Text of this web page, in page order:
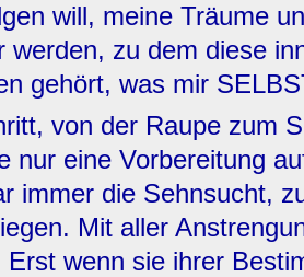
will, meine Träume
werden, zu dem diese
gehört, was mir
von der Raupe zum
nur eine Vorbereitung
immer die Sehnsucht,
Mit aller
Erst wenn sie ihrer